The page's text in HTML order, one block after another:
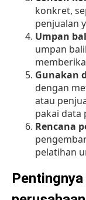
konkret,
penjualan
Umpan
umpan
Gunakan
dengan
atau
pakai data
Rencana
pelatihan